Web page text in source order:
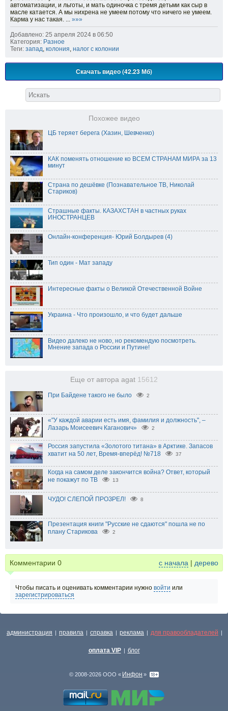
автоматизации, и льготы, и мать одиночка с тремя детьми как сыр в
масле катается. А мы нихрена не умеем потому что ничего не умеем.
Карма у нас такая. ... »»»
Добавлено: 25 апреля 2024 в 06:50
Категория: Разное
Теги: запад, колония, налог с колонии
Скачать видео (42.23 Мб)
Похожее видео
ЦБ теряет берега (Хазин, Шевченко)
КАК поменять отношение ко ВСЕМ СТРАНАМ МИРА за 13
минут
Страна по дешёвке (Познавательное ТВ, Николай
Стариков)
Страшные факты. КАЗАХСТАН в частных руках
ИНОСТРАНЦЕВ
Онлайн-конференция- Юрий Болдырев (4)
Тип один - Мат западу
Интересные факты о Великой Отечественной Войне
Украина - Что произошло, и что будет дальше
Видео далеко не ново, но рекомендую посмотреть.
Мнение запада о России и Путине!
Еще от автора agat 15612
При Байдене такого не было 2
«"У каждой аварии есть имя, фамилия и должность", –
Лазарь Моисеевич Каганович»
2
Россия запустила «Золотого титана» в Арктике. Запасов
хватит на 50 лет, Время-вперёд! №718
37
Когда на самом деле закончится война? Ответ, который
не покажут по ТВ
13
ЧУДО! СЛЕПОЙ ПРОЗРЕЛ! 8
Презентация книги "Русские не сдаются" пошла не по
плану Старикова
2
Комментарии 0 с начала | дерево
Чтобы писать и оценивать комментарии нужно войти или
зарегистрироваться
администрация | правила | справка | реклама | для правообладателей |
оплата VIP | блог
© 2008-2026 ООО « Инфон »